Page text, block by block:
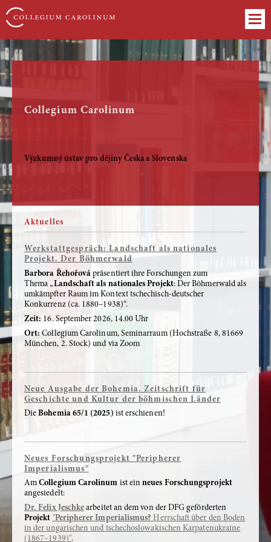
Collegium Carolinum
Výzkumný ústav pro dějiny Česka a Slovenska
Aktuelles
Werkstattgespräch: Landschaft als nationales
Projekt. Der Böhmerwald
Barbora Řehořová präsentiert ihre Forschungen zum
Thema „Landschaft als nationales Projekt: Der Böhmerwald als
umkämpfter Raum im Kontext tschechisch-deutscher
Konkurrenz (ca. 1880–1938)“.
Zeit: 16. September 2026, 14.00 Uhr
Ort:Collegium Carolinum, Seminarraum (Hochstraße 8, 81669
München, 2. Stock) und via Zoom
Neue Ausgabe der Bohemia. Zeitschrift für
Geschichte und Kultur der böhmischen Länder
DieBohemia 65/1 (2025) ist erschienen!
Neues Forschungsprojekt "Peripherer
Imperialismus"
AmCollegium Carolinum ist einneues Forschungsprojekt
angesiedelt:
Dr. Felix Jeschke arbeitet an dem von der DFG geförderten
Projekt "Peripherer Imperialismus? Herrschaft über den Boden
in der ungarischen und tschechoslowakischen Karpatenukraine
(1867–1939)".